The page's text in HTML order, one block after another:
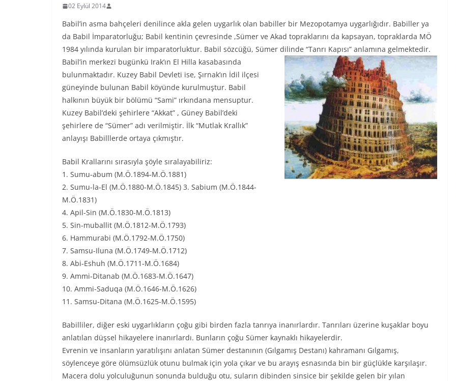
02 Eylül 2014
Babil’in asma bahçeleri denilince akla gelen uygarlık olan babiller bir Mezopotamya uygarlığıdır. Babiller ya
da Babil İmparatorluğu; Babil kentinin çevresinde ,Sümer ve Akad topraklarını da kapsayan, topraklarda MÖ
1984 yılında kurulan bir imparatorluktur. Babil sözcüğü, Sümer dilinde “Tanrı Kapısı” anlamına gelmektedir.
Babil’in merkezi bugünkü Irak’ın El Hilla kasabasında
bulunmaktadır. Kuzey Babil Devleti ise, Şırnak’ın İdil ilçesi
güneyinde bulunan Babil köyünde kurulmuştur. Babil
halkının büyük bir bölümü “Sami” ırkındana mensuptur.
Kuzey Babil’deki şehirlere “Akkat” , Güney Babil’deki
şehirlere de “Sümer” adı verilmiştir. İlk “Mutlak Krallık”
anlayışı Babilllerde ortaya çıkmıştır.
Babil Krallarını sırasıyla şöyle sıralayabiliriz:
1. Sumu-abum (M.Ö.1894-M.Ö.1881)
2. Sumu-la-El (M.Ö.1880-M.Ö.1845) 3. Sabium (M.Ö.1844-
M.Ö.1831)
4. Apil-Sin (M.Ö.1830-M.Ö.1813)
5. Sin-muballit (M.Ö.1812-M.Ö.1793)
6. Hammurabi (M.Ö.1792-M.Ö.1750)
7. Samsu-Iluna (M.Ö.1749-M.Ö.1712)
8. Abi-Eshuh (M.Ö.1711-M.Ö.1684)
9. Ammi-Ditanab (M.Ö.1683-M.Ö.1647)
10. Ammi-Saduqa (M.Ö.1646-M.Ö.1626)
11. Samsu-Ditana (M.Ö.1625-M.Ö.1595)
Babilliler, diğer eski uygarlıkların çoğu gibi birden fazla tanrıya inanırlardır. Tanrıları üzerine kuşaklar boyu
anlatılan düşsel hikayelere inanırlardı. Bunların çoğu Sümer kaynaklı hikayelerdir.
Evrenin ve insanların yaratılışını anlatan Sümer destanının (Gılgamış Destanı) kahramanı Gılgamış,
söylenceye göre ölümsüzlük otunu bulmak için yola çıkar ve bu arayış esnasında bin bir güçlükle karşılaşır.
Macera dolu yolculuğunun sonunda bulduğu otu, suların dibinden sinsice bir şekilde gelen bir yılan